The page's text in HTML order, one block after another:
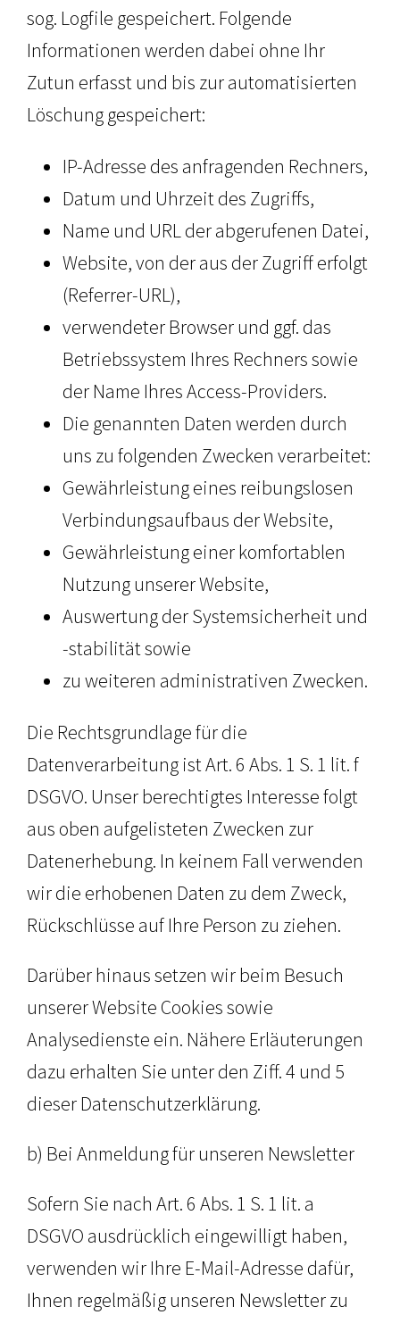
sog. Logfile gespeichert. Folgende
Informationen werden dabei ohne Ihr
Zutun erfasst und bis zur automatisierten
Löschung gespeichert:
IP-Adresse des anfragenden Rechners,
Datum und Uhrzeit des Zugriffs,
Name und URL der abgerufenen Datei,
Website, von der aus der Zugriff erfolgt
(Referrer-URL),
verwendeter Browser und ggf. das
Betriebssystem Ihres Rechners sowie
der Name Ihres Access-Providers.
Die genannten Daten werden durch
uns zu folgenden Zwecken verarbeitet:
Gewährleistung eines reibungslosen
Verbindungsaufbaus der Website,
Gewährleistung einer komfortablen
Nutzung unserer Website,
Auswertung der Systemsicherheit und
-stabilität sowie
zu weiteren administrativen Zwecken.
Die Rechtsgrundlage für die
Datenverarbeitung ist Art. 6 Abs. 1 S. 1 lit. f
DSGVO. Unser berechtigtes Interesse folgt
aus oben aufgelisteten Zwecken zur
Datenerhebung. In keinem Fall verwenden
wir die erhobenen Daten zu dem Zweck,
Rückschlüsse auf Ihre Person zu ziehen.
Darüber hinaus setzen wir beim Besuch
unserer Website Cookies sowie
Analysedienste ein. Nähere Erläuterungen
dazu erhalten Sie unter den Ziff. 4 und 5
dieser Datenschutzerklärung.
b) Bei Anmeldung für unseren Newsletter
Sofern Sie nach Art. 6 Abs. 1 S. 1 lit. a
DSGVO ausdrücklich eingewilligt haben,
verwenden wir Ihre E-Mail-Adresse dafür,
Ihnen regelmäßig unseren Newsletter zu